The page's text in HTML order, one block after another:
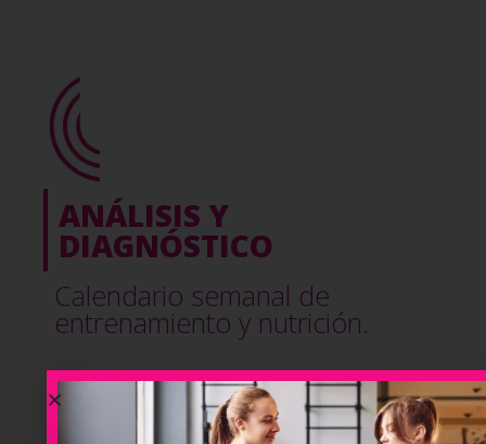
ANÁLISIS Y
DIAGNÓSTICO
Calendario semanal de
entrenamiento y nutrición.